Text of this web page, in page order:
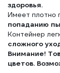
здоровья.
Имеет плотно
попаданию
Контейнер
сложного
Внимание!
цветов.